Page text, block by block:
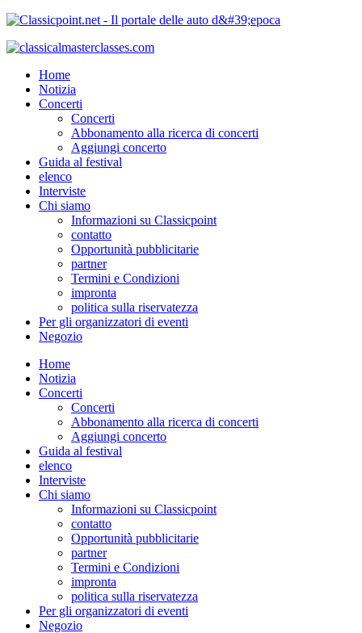
Home
Notizia
Concerti
Concerti
Abbonamento alla ricerca di concerti
Aggiungi concerto
Guida al festival
elenco
Interviste
Chi siamo
Informazioni su Classicpoint
contatto
Opportunità pubblicitarie
partner
Termini e Condizioni
impronta
politica sulla riservatezza
Per gli organizzatori di eventi
Negozio
Home
Notizia
Concerti
Concerti
Abbonamento alla ricerca di concerti
Aggiungi concerto
Guida al festival
elenco
Interviste
Chi siamo
Informazioni su Classicpoint
contatto
Opportunità pubblicitarie
partner
Termini e Condizioni
impronta
politica sulla riservatezza
Per gli organizzatori di eventi
Negozio